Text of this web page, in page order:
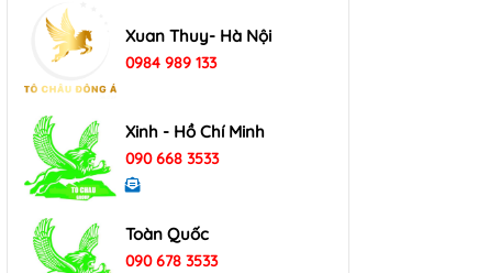
Xuan Thuy- Hà Nội
0984 989 133
Xinh - Hồ Chí Minh
090 668 3533
Toàn Quốc
090 678 3533